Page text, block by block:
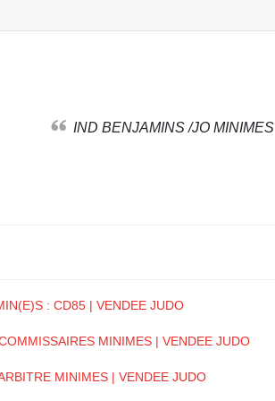
IND BENJAMINS /JO MINIMES
: CD85 | VENDEE JUDO
MINIMES | VENDEE JUDO
MINIMES | VENDEE JUDO